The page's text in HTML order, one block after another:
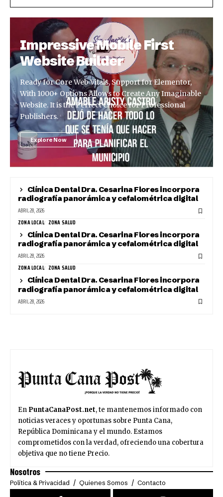
Impressive Mobile First
Website Builder
Ready for Core Web Vitals, Support for Elementor,
With 1000+ Options Allows to Create Any Imaginable
Website. It is the Perfect Choice for Professional
Publishers.
Explore Now
Clínica Dental Dra. Cesarina Flores incorpora
radiografía panorámica y cefalométrica digital
ABRIL 28, 2026
ZONA LOCAL ZONA SALUD
Clínica Dental Dra. Cesarina Flores incorpora
radiografía panorámica y cefalométrica digital
ABRIL 28, 2026
ZONA LOCAL ZONA SALUD
Clínica Dental Dra. Cesarina Flores incorpora
radiografía panorámica y cefalométrica digital
ABRIL 28, 2026
En PuntaCanaPost.net, te mantenemos informado con
noticias veraces y oportunas sobre Punta Cana,
República Dominicana y el mundo. Estamos
comprometidos con la verdad, ofreciendo una cobertura
objetiva que no tiene Precio.
Nosotros
Política & Privacidad Quienes Somos Contacto